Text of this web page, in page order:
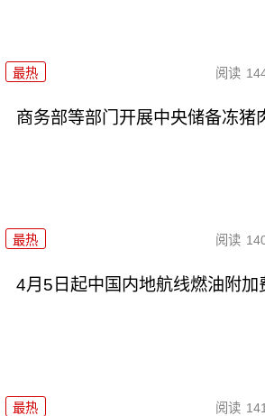
最热 阅读
商务部等部门开展中央储备冻猪
最热 阅读
4月5日起中国内地航线燃油附加
最热 阅读